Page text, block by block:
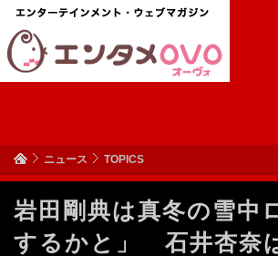
ニュース TOPICS
岩田剛典は真冬の雪中
するかと」 石井杏奈